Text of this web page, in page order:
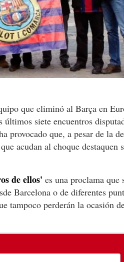
que eliminó al Barça en
siete encuentros
que, a pesar de la
acudan al choque destaquen
de ellos' es una proclama que
Barcelona o de diferentes
tampoco perderán la ocasión